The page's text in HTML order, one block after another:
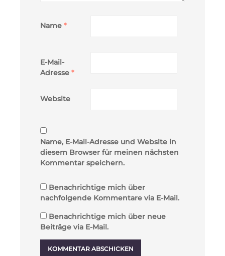
Name *
E-Mail-
Adresse *
Website
Name, E-Mail-Adresse und Website in
diesem Browser für meinen nächsten
Kommentar speichern.
Benachrichtige mich über
nachfolgende Kommentare via E-Mail.
Benachrichtige mich über neue
Beiträge via E-Mail.